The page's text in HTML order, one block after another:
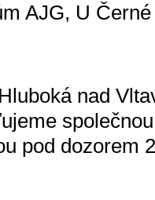
AJG, U
nad
pod dozorem